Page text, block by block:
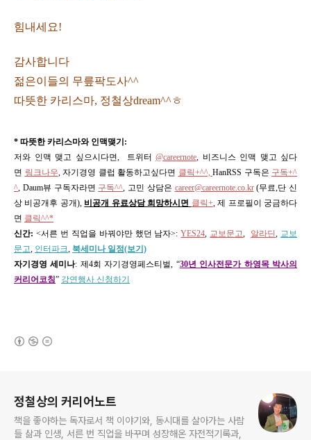
힘내세요!
감사합니다
젊은이들의 무릎팍도사^^
따뜻한 카리스마, 정철상dream^^ㅎ
* 따뜻한 카리스마와 인맥맺기:
저와 인맥 맺고 싶으시다면, 트위터 @careernote, 비즈니스 인맥 맺고 싶다
면 링크나우, 자기경영 클럽 활동하고싶다면 클릭+^^, HanRSS 구독은 구독+^
^, Daum뷰 구독자라면 구독^^, 고민 상담은 career@careernote.co.kr(무료,단 신
상 비공개후 공개), 비공개 유료상담 희망하시면 클릭+, 제 프로필이 궁금하다
면 클릭^^*
신간: <서른 번 직업을 바꿔야만 했던 남자>:YES24, 교보문고, 알라딘, 교보
문고, 인터파크, 북세미나 일정(보기)
자기경영 세미나: 제4회 자기경영페스티벌, “30년 인사전문가 하영목 박사의
커리어코칭” 강연행사 신청하기
정철상의 커리어노트
책을 좋아하는 독자로서 책 이야기와, 동시대를 살아가는 사람
들 삶과 인생, 서른 번 직업을 바꾸며 성장해온 자전적기록과,